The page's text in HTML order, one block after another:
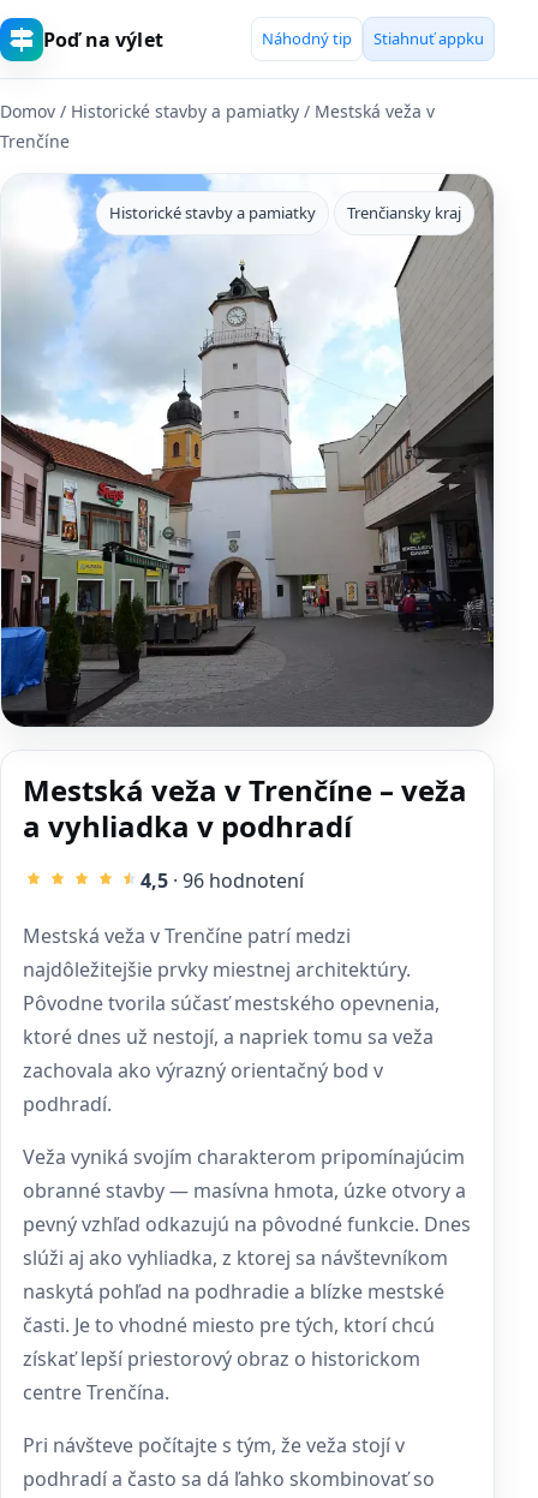
Poď na výlet Náhodný tip Stiahnuť appku
Domov / Historické stavby a pamiatky / Mestská veža v
Trenčíne
Historické stavby a pamiatky Trenčiansky kraj
Mestská veža v Trenčíne – veža
a vyhliadka v podhradí
4,5 · 96 hodnotení
Mestská veža v Trenčíne patrí medzi
najdôležitejšie prvky miestnej architektúry.
Pôvodne tvorila súčasť mestského opevnenia,
ktoré dnes už nestojí, a napriek tomu sa veža
zachovala ako výrazný orientačný bod v
podhradí.
Veža vyniká svojím charakterom pripomínajúcim
obranné stavby — masívna hmota, úzke otvory a
pevný vzhľad odkazujú na pôvodné funkcie. Dnes
slúži aj ako vyhliadka, z ktorej sa návštevníkom
naskytá pohľad na podhradie a blízke mestské
časti. Je to vhodné miesto pre tých, ktorí chcú
získať lepší priestorový obraz o historickom
centre Trenčína.
Pri návšteve počítajte s tým, že veža stojí v
podhradí a často sa dá ľahko skombinovať so